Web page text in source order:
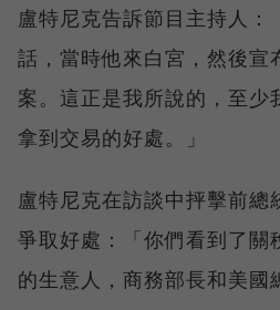
盧特尼克告訴節目主持人：
話，當時他來白宮，然後宣
案。這正是我所說的，至少
拿到交易的好處。」
盧特尼克在訪談中抨擊前總
爭取好處：「你們看到了關
的生意人，商務部長和美國